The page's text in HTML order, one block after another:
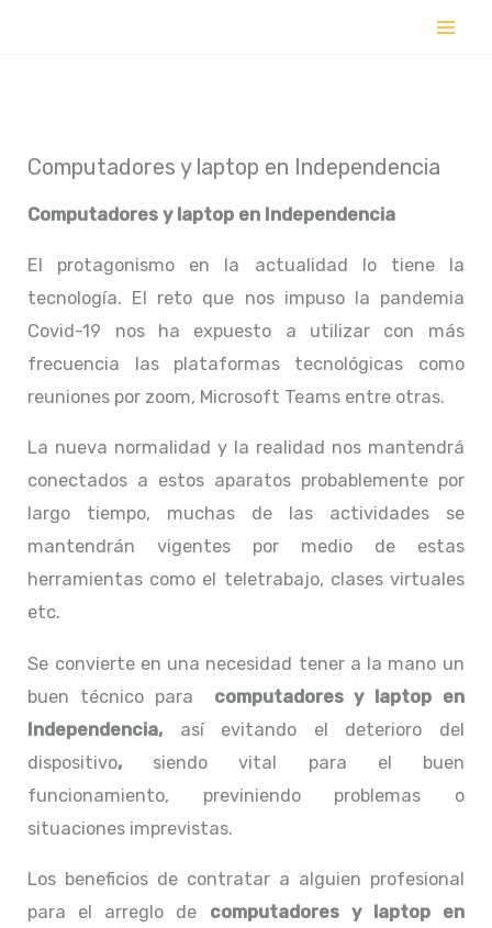
Computadores y laptop en Independencia
Computadores y laptop en Independencia
El protagonismo en la actualidad lo tiene la
tecnología. El reto que nos impuso la pandemia
Covid-19 nos ha expuesto a utilizar con más
frecuencia las plataformas tecnológicas como
reuniones por zoom, Microsoft Teams entre otras.
La nueva normalidad y la realidad nos mantendrá
conectados a estos aparatos probablemente por
largo tiempo, muchas de las actividades se
mantendrán vigentes por medio de estas
herramientas como el teletrabajo, clases virtuales
etc.
Se convierte en una necesidad tener a la mano un
buen técnico para computadores y laptop en
Independencia, así evitando el deterioro del
dispositivo, siendo vital para el buen
funcionamiento, previniendo problemas o
situaciones imprevistas.
Los beneficios de contratar a alguien profesional
para el arreglo de computadores y laptop en